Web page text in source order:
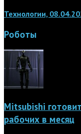
Технологии,
Роботы
Mitsubishi
рабочих в месяц